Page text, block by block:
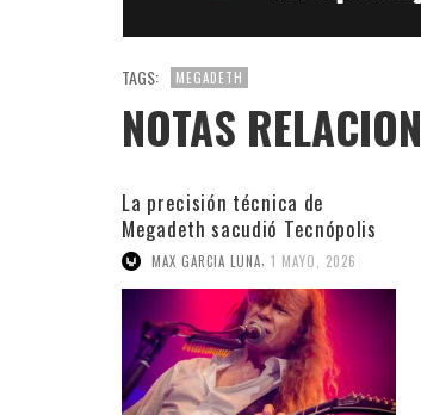
TAGS: MEGADETH
NOTAS
La precisión técnica de
Megadeth sacudió Tecnópolis
MAX GARCIA LUNA 1 MAYO, 2026